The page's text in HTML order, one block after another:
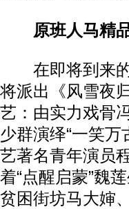
原班人马精
在即将到来的
将派出《风雪夜
艺：由实力戏骨
少群演绎“一笑
艺著名青年演员
着“点醒启蒙”魏
贫困街坊马大婶